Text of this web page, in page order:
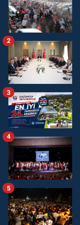
2
3
4
5